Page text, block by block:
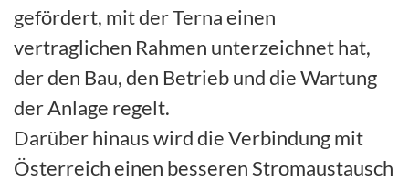
gefördert, mit der Terna einen
vertraglichen Rahmen unterzeichnet hat,
der den Bau, den Betrieb und die Wartung
der Anlage regelt.
Darüber hinaus wird die Verbindung mit
Österreich einen besseren Stromaustausch